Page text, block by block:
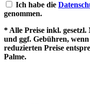
Ich habe die
genommen.
* Alle Preise inkl.
und ggf. Gebühren,
reduzierten Preise
Palme.